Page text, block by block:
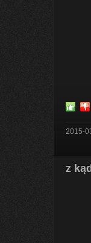
2015-
z